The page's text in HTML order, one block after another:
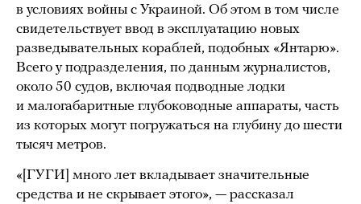
в условиях войны с Украиной. Об этом в том числе
свидетельствует ввод в эксплуатацию новых
разведывательных кораблей, подобных «Янтарю».
Всего у подразделения, по данным журналистов,
около 50 судов, включая подводные лодки
и малогабаритные глубоководные аппараты, часть
из которых могут погружаться на глубину до шести
тысяч метров.
«[ГУГИ] много лет вкладывает значительные
средства и не скрывает этого», — рассказал